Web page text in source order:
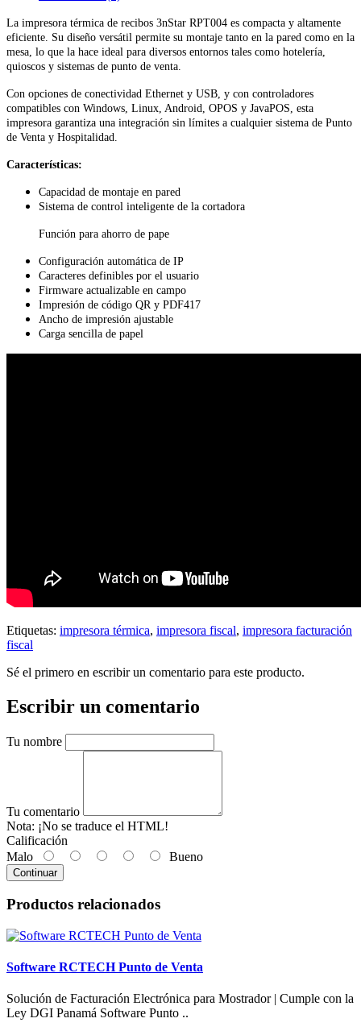
La impresora térmica de recibos 3nStar RPT004 es compacta y altamente
eficiente. Su diseño versátil permite su montaje tanto en la pared como en la
mesa, lo que la hace ideal para diversos entornos tales como hotelería,
quioscos y sistemas de punto de venta.
Con opciones de conectividad Ethernet y USB, y con controladores
compatibles con Windows, Linux, Android, OPOS y JavaPOS, esta
impresora garantiza una integración sin límites a cualquier sistema de Punto
de Venta y Hospitalidad.
Características:
Capacidad de montaje en pared
Sistema de control inteligente de la cortadora
Función para ahorro de pape
Configuración automática de IP
Caracteres definibles por el usuario
Firmware actualizable en campo
Impresión de código QR y PDF417
Ancho de impresión ajustable
Carga sencilla de papel
Etiquetas: impresora térmica, impresora fiscal, impresora facturación
fiscal
Sé el primero en escribir un comentario para este producto.
Escribir un comentario
Tu nombre
Tu comentario
Nota: ¡No se traduce el HTML!
Calificación
Malo
Bueno
Continuar
Productos relacionados
Software RCTECH Punto de Venta
Solución de Facturación Electrónica para Mostrador | Cumple con la
Ley DGI Panamá Software Punto ..